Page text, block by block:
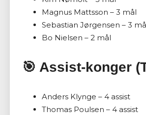
Magnus Mattsson – 3 mål
Sebastian Jørgensen – 3
Bo Nielsen – 2 mål
🎯 Assist-konger
Anders Klynge – 4 assist
Thomas Poulsen – 4 assist